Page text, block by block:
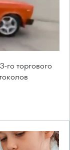
го торгового